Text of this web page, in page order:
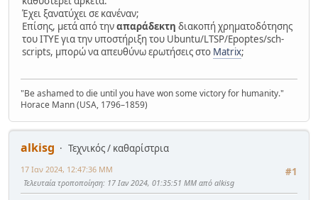
Έχει ξανατύχει σε κανέναν;
Επίσης, μετά από τηναπαράδεκτη διακοπή χρηματοδότησης
του ΙΤΥΕ για την υποστήριξη του Ubuntu/LTSP/Epoptes/sch-
scripts, μπορώ να απευθύνω ερωτήσεις στο Matrix;
"Be ashamed to die until you have won some victory for humanity."
Horace Mann (USA, 1796–1859)
alkisg
Τεχνικός / καθαρίστρια
#1
17 Ιαν 2024, 12:47:36 ΜΜ
Τελευταία τροποποίηση: 17 Ιαν 2024, 01:35:51 ΜΜ από alkisg